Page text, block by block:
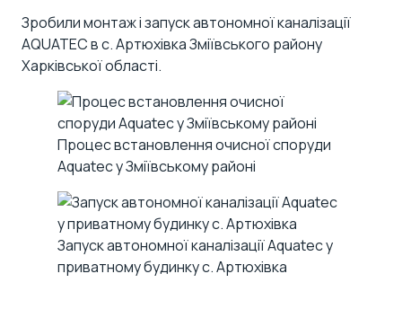
Зробили монтаж і запуск автономної каналізації
AQUATEC в с. Артюхівка Зміївського району
Харківської області.
Процес встановлення очисної споруди
Aquatec у Зміївському районі
Запуск автономної каналізації Aquatec у
приватному будинку с. Артюхівка